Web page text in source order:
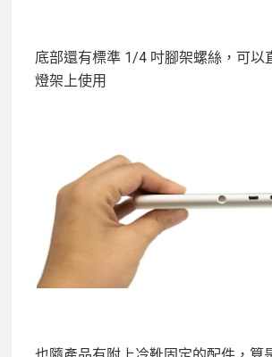
底部還有標準 1/4 吋腳架螺絲，可以
燈架上使用